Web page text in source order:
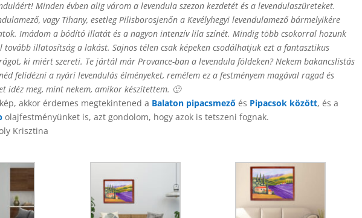
Minden évben alig várom a levendula szezon kezdetét és a levendulaszüreteket.
vagy Tihany, esetleg Pilisborosjenőn a Kevélyhegyi levendulamező bármelyikére
Imádom a bódító illatát és a nagyon intenzív lila színét. Mindig több csokorral hozunk
tovább illatosítság a lakást. Sajnos télen csak képeken csodálhatjuk ezt a fantasztikus
ki miért szereti. Te jártál már Provance-ban a levendula földeken? Nekem bakancslistás
felidézni a nyári levendulás élményeket, remélem ez a festményem magával ragad és
idéz meg, mint nekem, amikor készítettem. 🙂
akkor érdemes megtekintened a Balaton pipacsmező és Pipacsok között, és a
olajfestményünket is, azt gondolom, hogy azok is tetszeni fognak.
Krisztina